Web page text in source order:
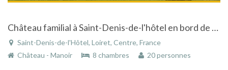
Château familial à Saint-Denis-de-l'hôtel en bord de Loire avec piscine et tennis à 120km de Paris
Saint-Denis-de-l'Hôtel, Loiret, Centre, France
Château - Manoir
8 chambres 20 personnes